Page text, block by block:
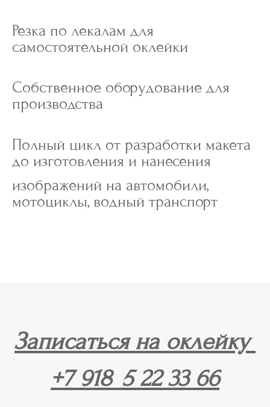
Резка по лекалам для
самостоятельной оклейки
Собственное оборудование для
производства
Полный цикл от разработки макета
до изготовления и нанесения
изображений на автомобили,
мотоциклы, водный транспорт
Записаться на оклейку
+7 918 5 22 33 66